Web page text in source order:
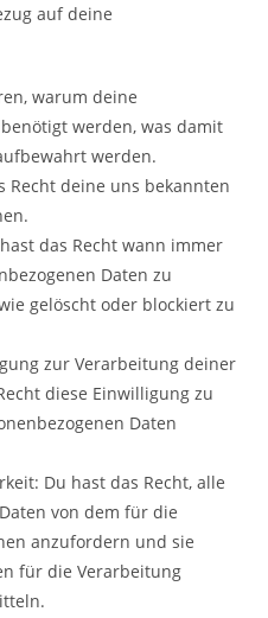
auf deine
warum deine
werden, was damit
werden.
Recht deine uns bekannten
das Recht wann immer
Daten zu
gelöscht oder blockiert zu
zur Verarbeitung deiner
diese Einwilligung zu
Daten
Du hast das Recht, alle
von dem für die
anzufordern und sie
für die Verarbeitung